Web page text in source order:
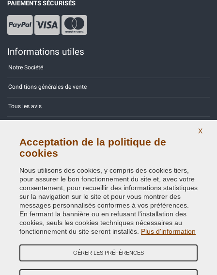
PAIEMENTS SÉCURISÉS
Informations utiles
Notre Société
Conditions générales de vente
Tous les avis
Contactez-nous
Politique de confidentialité - RGPD
Copyright © 2014 - 2026. All Rights Reserved.
Credits:E-COMIT
X
Acceptation de la politique de
cookies
Nous utilisons des cookies, y compris des cookies tiers,
pour assurer le bon fonctionnement du site et, avec votre
consentement, pour recueillir des informations statistiques
sur la navigation sur le site et pour vous montrer des
messages personnalisés conformes à vos préférences.
En fermant la bannière ou en refusant l'installation des
cookies, seuls les cookies techniques nécessaires au
fonctionnement du site seront installés. Plus d'information
GÉRER LES PRÉFÉRENCES